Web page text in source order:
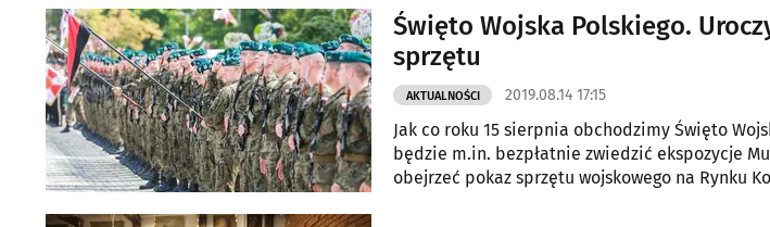
Święto Wojska Polskiego.
sprzętu
AKTUALNOŚCI 2019.08.14 17:15
Jak co roku 15 sierpnia obchodzimy Święto
będzie m.in. bezpłatnie zwiedzić ekspozycje
obejrzeć pokaz sprzętu wojskowego na Rynku